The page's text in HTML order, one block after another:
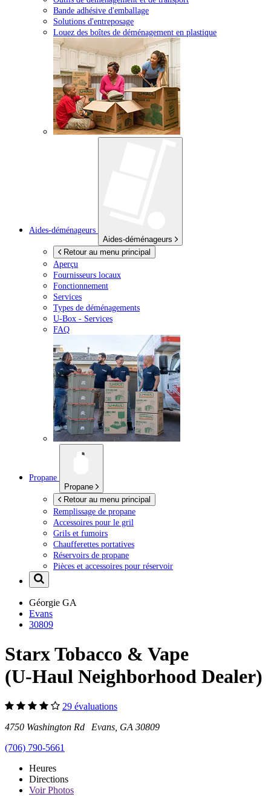
Bande adhésive d'emballage
Solutions d'entreposage
Louez des boîtes de déménagement en plastique
Aides-déménageurs
Aides-déménageurs
Retour au menu principal
Aperçu
Fournisseurs locaux
Fonctionnement
Services
Types de déménagements
U-Box - Services
FAQ
Propane
Propane
Retour au menu principal
Remplissage de propane
Accessoires pour le gril
Grils et fumoirs
Chaufferettes portatives
Réservoirs de propane
Pièces et accessoires pour réservoir
Géorgie GA
Evans
30809
Starx Tobacco & Vape
(U-Haul Neighborhood Dealer)
29 évaluations
4750 Washington Rd Evans, GA 30809
(706) 790-5661
Heures
Directions
VoirPhotos